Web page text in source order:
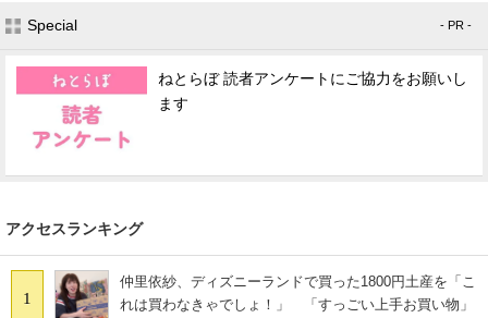
Special - PR -
ねとらぼ 読者アンケートにご協力をお願いし
ます
アクセスランキング
1
仲里依紗、ディズニーランドで買った1800円土産を「こ
れは買わなきゃでしょ！」 「すっごい上手お買い物」